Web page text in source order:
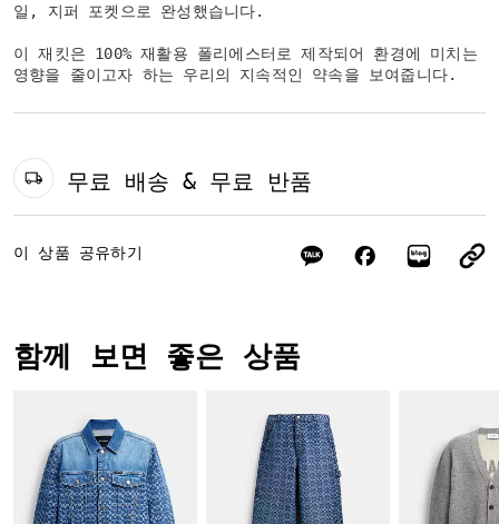
일, 지퍼 포켓으로 완성했습니다.
이 재킷은 100% 재활용 폴리에스터로 제작되어 환경에 미치는
영향을 줄이고자 하는 우리의 지속적인 약속을 보여줍니다.
무료 배송 & 무료 반품
이 상품 공유하기
함께 보면 좋은 상품